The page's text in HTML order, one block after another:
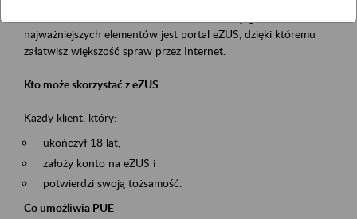
najważniejszych elementów jest portal eZUS, dzięki któremu
załatwisz większość spraw przez Internet.
Kto może skorzystać z eZUS
Każdy klient, który:
ukończył 18 lat,
założy konto na eZUS i
potwierdzi swoją tożsamość.
Co umożliwia PUE